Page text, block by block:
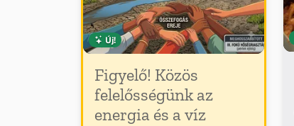
Új!
Figyelő! Közös
felelősségünk az
energia és a víz